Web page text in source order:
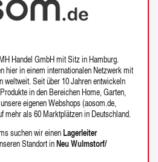
Handel GmbH mit Sitz in Hamburg.
hier in einem internationalen Netzwerk mit
weltweit. Seit über 10 Jahren entwickeln
in den Bereichen Home, Garten,
eigenen Webshops (aosom.de,
mehr als 60 Marktplätzen in Deutschland.
suchen wir einenLagerleiter
Standort inNeu Wulmstorf/